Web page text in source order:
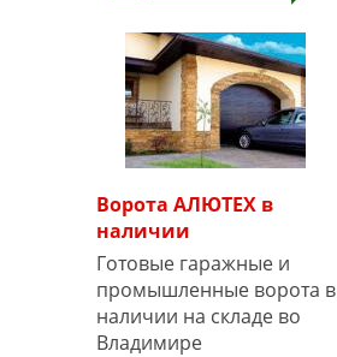
Ворота АЛЮТЕХ в
наличии
Готовые гаражные и
промышленные ворота в
наличии на складе во
Владимире